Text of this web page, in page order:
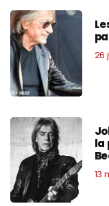
26
la
13